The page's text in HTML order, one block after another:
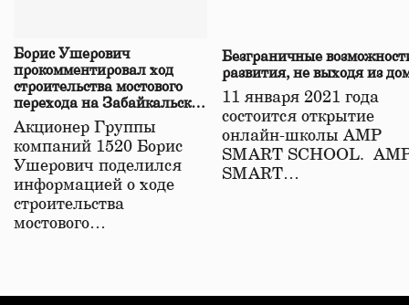
Борис Ушерович
прокомментировал ход
строительства мостового
перехода на Забайкальской
железной дороге
Акционер Группы
компаний 1520 Борис
Ушерович поделился
информацией о ходе
строительства
мостового…
Безграничные
развития, не выходя из
11 января 2021 года
состоится открытие
онлайн-школы АМР
SMART SCHOOL.
SMART…